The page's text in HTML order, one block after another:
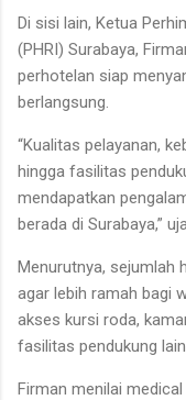
Di sisi lain, Ketua
(PHRI) Surabaya,
perhotelan siap
berlangsung.
“Kualitas pelayanan,
hingga fasilitas
mendapatkan
berada di Surabaya,”
Menurutnya, sejumlah
agar lebih ramah bagi
akses kursi roda,
fasilitas pendukung
Firman menilai